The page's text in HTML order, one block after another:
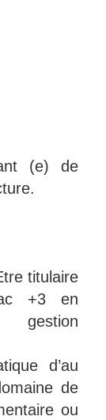
(e) de
titulaire
+3 en
gestion
d’au
de
ou